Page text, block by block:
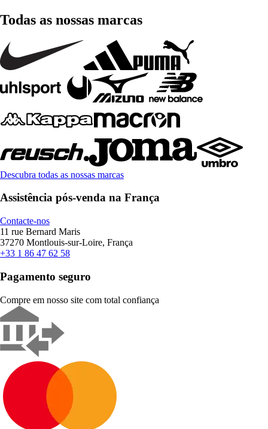
Todas as nossas marcas
Descubra todas as nossas marcas
Assistência pós-venda na França
Contacte-nos
11 rue Bernard Maris
37270 Montlouis-sur-Loire, França
+33 1 86 47 62 58
Pagamento seguro
Compre em nosso site com total confiança